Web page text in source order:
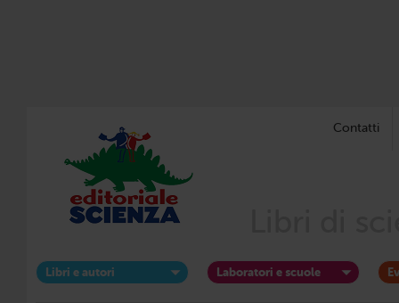
Contatti
Libri e autori Laboratori e scuole